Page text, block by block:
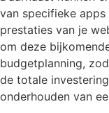
van specifieke
prestaties van je
om deze
budgetplanning,
de totale
onderhouden van